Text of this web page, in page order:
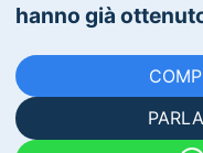
hanno già